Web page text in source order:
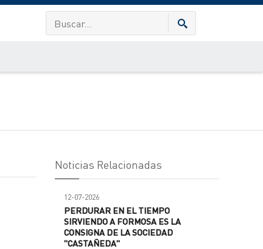
Noticias Relacionadas
12-07-2026
PERDURAR EN EL TIEMPO
SIRVIENDO A FORMOSA ES LA
CONSIGNA DE LA SOCIEDAD
"CASTAÑEDA"